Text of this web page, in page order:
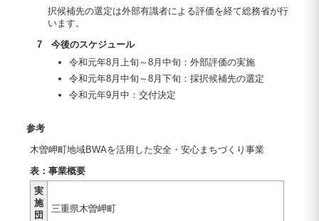
択候補先の選定は外部有識者による評価を経て総務省が行
います。
7 今後のスケジュール
令和元年8月上旬～8月中旬：外部評価の実施
令和元年8月中旬～8月下旬：採択候補先の選定
令和元年9月中：交付決定
参考
木曽岬町地域BWAを活用した安全・安心まちづくり事業
表：事業概要
実
施
団
三重県木曽岬町